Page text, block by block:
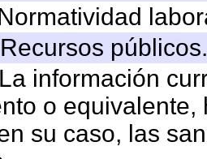
públicos.
información
o
su caso, las